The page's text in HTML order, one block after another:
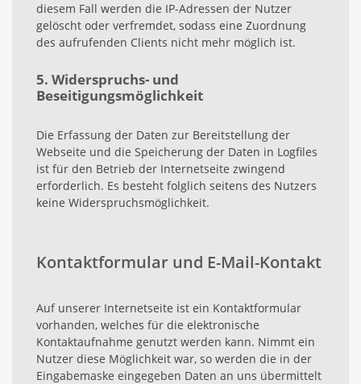
diesem Fall werden die IP-Adressen der Nutzer
gelöscht oder verfremdet, sodass eine Zuordnung
des aufrufenden Clients nicht mehr möglich ist.
5. Widerspruchs- und
Beseitigungsmöglichkeit
Die Erfassung der Daten zur Bereitstellung der
Webseite und die Speicherung der Daten in Logfiles
ist für den Betrieb der Internetseite zwingend
erforderlich. Es besteht folglich seitens des Nutzers
keine Widerspruchsmöglichkeit.
Kontaktformular und E-Mail-Kontakt
Auf unserer Internetseite ist ein Kontaktformular
vorhanden, welches für die elektronische
Kontaktaufnahme genutzt werden kann. Nimmt ein
Nutzer diese Möglichkeit war, so werden die in der
Eingabemaske eingegeben Daten an uns übermittelt